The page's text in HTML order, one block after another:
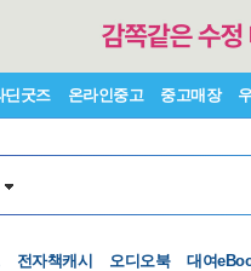
딘굿즈 온라인중고 중고매장
전자책캐시 오디오북 대여